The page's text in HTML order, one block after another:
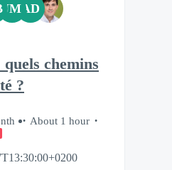
JM AD
chemins
?
About 1 hour